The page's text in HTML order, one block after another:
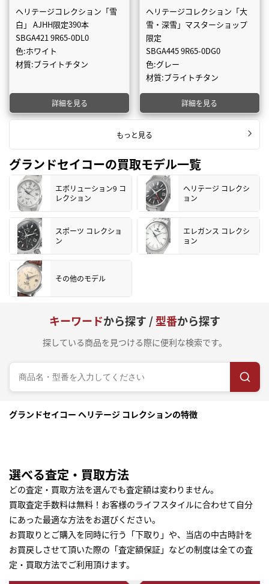
ヘリテージコレクション「雪
白」 AJHH限定390本
SBGA421 9R65-0DL0
色:ホワイト
材質:ブライトチタン
詳細を見る
ヘリテージコレクション「大
雪・深雪」マスターショップ
限定
SBGA445 9R65-0DG0
色:グレー
材質:ブライトチタン
詳細を見る
もっと見る
グランドセイコーの買取モデル一覧
エボリューション9 コ
レクション
ヘリテージ コレクシ
ョン
スポーツ コレクショ
ン
エレガンス コレクシ
ョン
その他のモデル
キーワードから探す /型番から探す
探している商品を見つける際に便利な検索です。
グランドセイコー ヘリテージ コレクションの特徴
選べる査定・買取方法
どの査定・買取方法を選んでも査定額は変わりません。
買取査定手数料は無料！お客様のライフスタイルに合わせて自分
にあった最適な方法をお選びください。
お買取りとご購入を同時に行う「下取り」や、当店の中古時計を
お買戻しさせて頂いた際の「査定額保証」などの制度は全ての査
定・買取方法でご利用頂けます。